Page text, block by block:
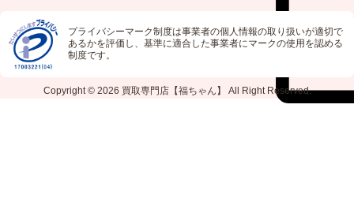
プライバシーマーク制度は事業者の個人情報の取り扱いが適切で
あるかを評価し、基準に適合した事業者にマークの使用を認める
制度です。
Copyright © 2026 買取専門店【福ちゃん】 All Right Reserved.